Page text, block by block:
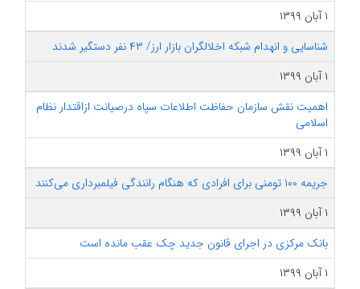
۱ آبان ۱۳۹۹
شناسایی و انهدام شبکه اخلالگران بازار ارز/ ۴۳ نفر دستگیر شدند
۱ آبان ۱۳۹۹
اهمیت نقش سازمان حفاظت اطلاعات سپاه درصیانت ازاقتدار نظام
اسلامی
۱ آبان ۱۳۹۹
جریمه ۱۰۰ تومنی برای افرادی که هنگام رانندگی فیلمبرداری می‌کنند
۱ آبان ۱۳۹۹
بانک مرکزی در اجرای قانون جدید چک عقب مانده ‌است
۱ آبان ۱۳۹۹